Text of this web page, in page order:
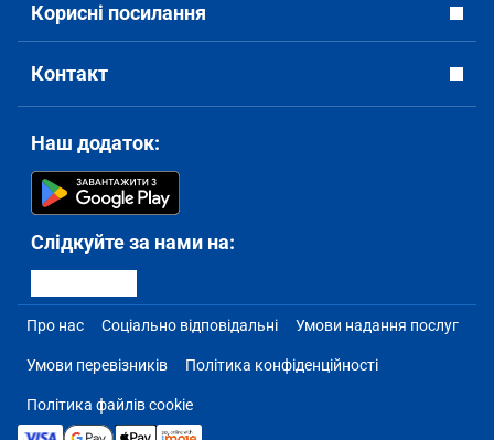
Корисні посилання
Контакт
Наш додаток:
Слідкуйте за нами на:
Про нас Соціально відповідальні Умови надання послуг
Умови перевізників Політика конфіденційності
Політика файлів cookie